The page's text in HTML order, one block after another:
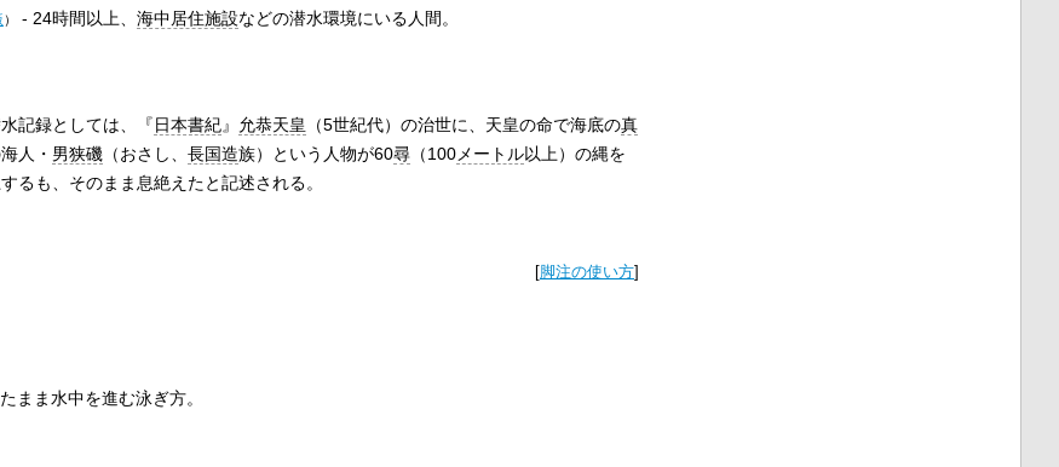
） ‐ 24時間以上、 海中居住施設などの潜水環境にいる人間。
記録としては、『日本書紀』 允恭天皇 （5世紀代）の治世に、天皇の命で海底の真
人・ 男狭磯（おさし、 長国造族）という人物が60尋（100メートル以上）の縄を
るも、そのまま息絶えたと記述される。
[脚注の使い方]
まま水中を進む泳ぎ方。